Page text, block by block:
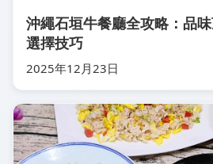
沖繩石垣牛餐廳全攻略：品
選擇技巧
2025年12月23日